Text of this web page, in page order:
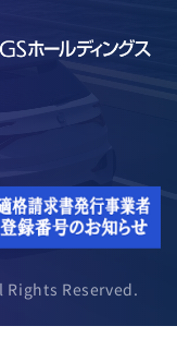
Rights Reserved.